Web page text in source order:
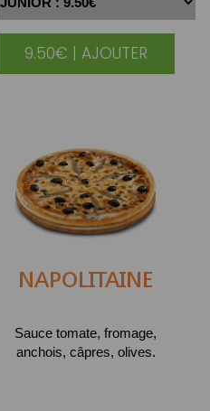
|
9.50€ | AJOUTER
NAPOLITAINE
Sauce tomate, fromage,
anchois, câpres, olives.